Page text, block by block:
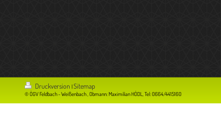
Druckversion |Sitemap
© ÖGV Feldbach - Weißenbach , Obmann: Maximilian HÖDL, Tel: 0664/4415160